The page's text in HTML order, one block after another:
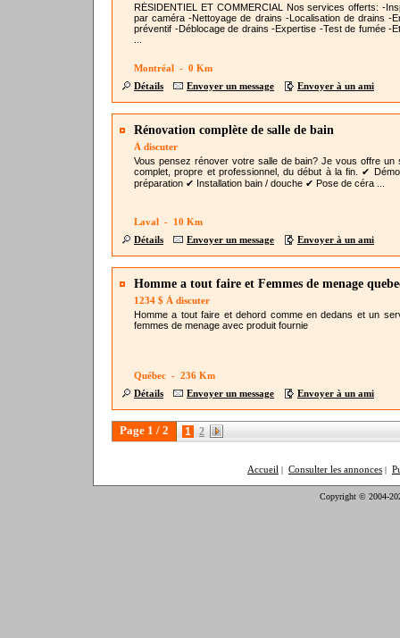
RÉSIDENTIEL ET COMMERCIAL Nos services offerts: -
par caméra -Nettoyage de drains -Localisation de drains -
préventif -Déblocage de drains -Expertise -Test de fumée -
Montréal - 0 Km
Détails
Envoyer un message Envoyer à un ami
Rénovation complète de salle de bain
À discuter
Vous pensez rénover votre salle de bain? Je vous offre un
complet, propre et professionnel, du début à la fin. ✔
préparation ✔ Installation bain / douche ✔ Pose de céra ...
Laval - 10 Km
Détails
Envoyer un message Envoyer à un ami
Homme a tout faire et Femmes de menage
1234 $ À discuter
Homme a tout faire et dehord comme en dedans et un
femmes de menage avec produit fournie
Québec - 236 Km
Détails
Envoyer un message Envoyer à un ami
Page 1 / 2 1 2
Accueil | Consulter les annonces |
Copyright © 2004-